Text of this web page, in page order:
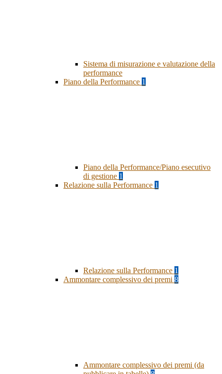
Sistema di misurazione e valutazione della
performance
Piano della Performance 1
Piano della Performance/Piano esecutivo
di gestione 1
Relazione sulla Performance 1
Relazione sulla Performance 1
Ammontare complessivo dei premi 8
Ammontare complessivo dei premi (da